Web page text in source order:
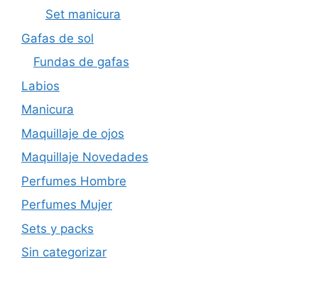
Set manicura
Gafas de sol
Fundas de gafas
Labios
Manicura
Maquillaje de ojos
Maquillaje Novedades
Perfumes Hombre
Perfumes Mujer
Sets y packs
Sin categorizar